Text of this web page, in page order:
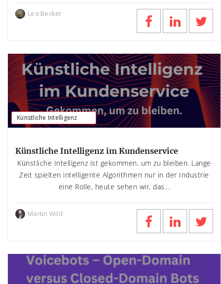
Lea Becker
Künstliche Intelligenz
Künstliche Intelligenz im Kundenservice
Künstliche Intelligenz ist gekommen, um zu bleiben. Lange
Zeit spielten intelligente Algorithmen nur in der Industrie
eine Rolle, heute sehen wir, das...
Martin Wild